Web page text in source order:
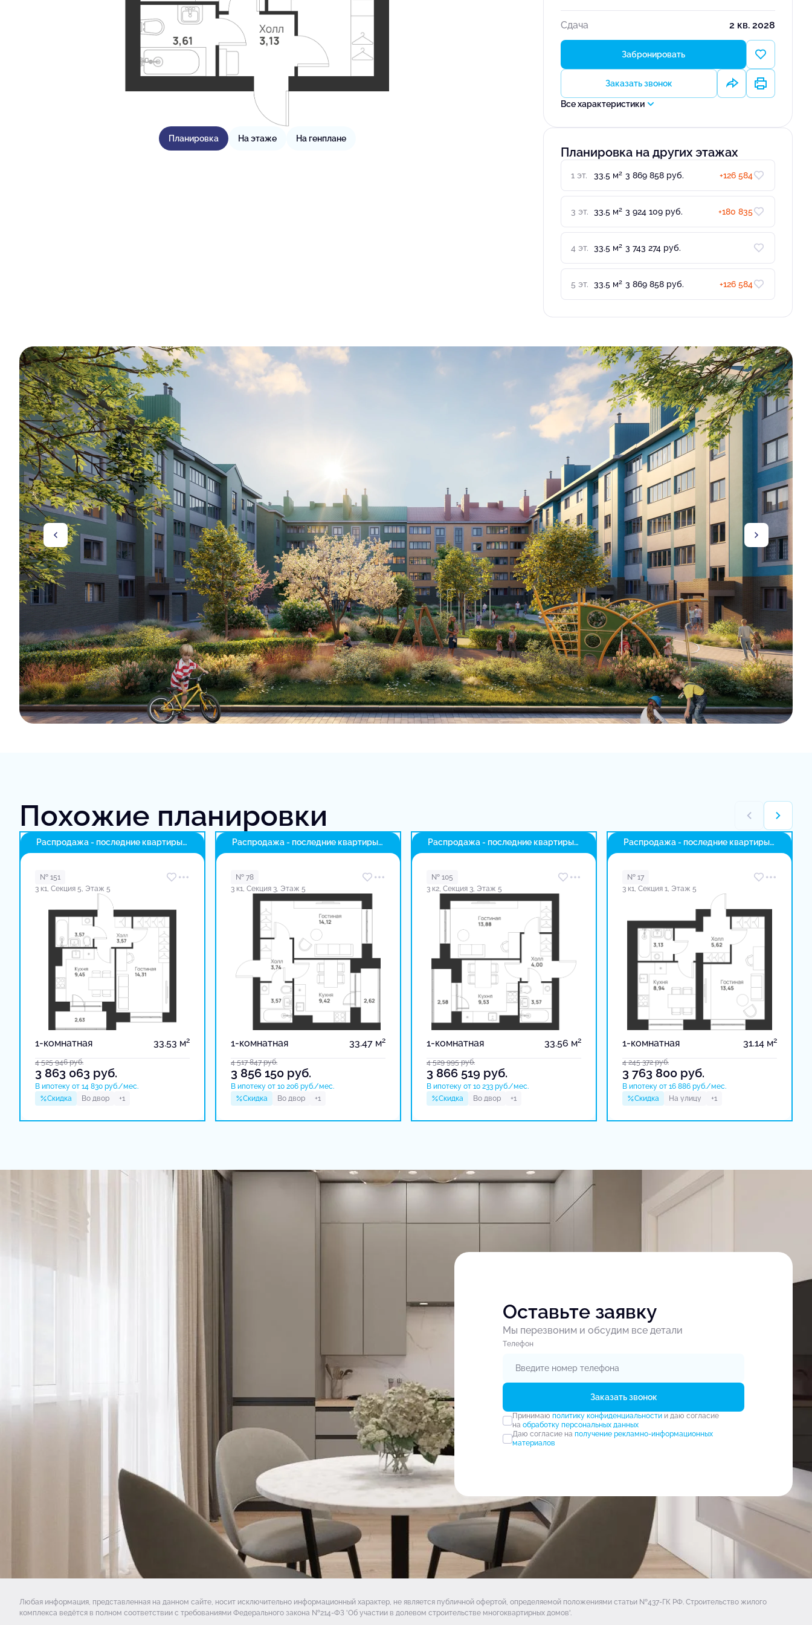
Планировка На этаже На генплане
Сдача 2 кв. 2028
Забронировать
Заказать звонок
Все характеристики
Планировка на других этажах
1 эт. 33.5 м2 3 869 858 руб. +126 584
3 эт. 33.5 м2 3 924 109 руб. +180 835
4 эт. 33.5 м2 3 743 274 руб.
5 эт. 33.5 м2 3 869 858 руб. +126 584
Похожие планировки
Распродажа - последние квартиры
№ 151
3 к1, Секция 5, Этаж 5
1-комнатная 33.53 м2
4 525 946руб.
3 863 063 руб.
В ипотеку от 14 830 руб./мес.
Скидка
Во двор +1
Распродажа - последние квартиры
№ 78
3 к1, Секция 3, Этаж 5
1-комнатная 33.47 м2
4 517 847руб.
3 856 150 руб.
В ипотеку от 10 206 руб./мес.
Скидка
Во двор +1
Распродажа - последние квартиры
№ 105
3 к2, Секция 3, Этаж 5
1-комнатная 33.56 м2
4 529 995руб.
3 866 519 руб.
В ипотеку от 10 233 руб./мес.
Скидка
Во двор +1
Распродажа - последние квартиры
№ 17
3 к1, Секция 1, Этаж 5
1-комнатная 31.14 м2
4 245 372руб.
3 763 800 руб.
В ипотеку от 16 886 руб./мес.
Скидка
На улицу +1
Оставьте заявку
Мы перезвоним и обсудим все детали
Tелефон
Заказать звонок
Принимаю политику конфиденциальностии даю согласие
на обработку персональных данных
Даю согласие на получение рекламно-информационных
материалов
Любая информация, представленная на данном сайте, носит исключительно информационный характер, не является публичной офертой, определяемой положениями статьи №437-ГК РФ. Строительство жилого
комплекса ведётся в полном соответствии с требованиями Федерального закона №214-ФЗ 'Об участии в долевом строительстве многоквартирных домов'.